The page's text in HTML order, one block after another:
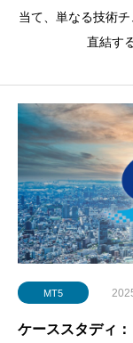
当て、単なる技術
直結す
MT5
ケーススタディ